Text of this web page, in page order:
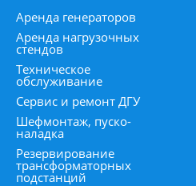
Аренда генераторов
Аренда нагрузочных
стендов
Техническое
обслуживание
Сервис и ремонт ДГУ
Шефмонтаж, пуско-
наладка
Резервирование
трансформаторных
подстанций